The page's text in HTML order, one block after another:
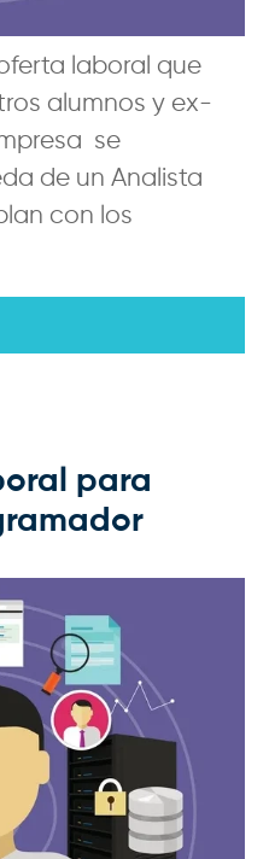
laboral que
alumnos y ex-
se
de un Analista
con los
para